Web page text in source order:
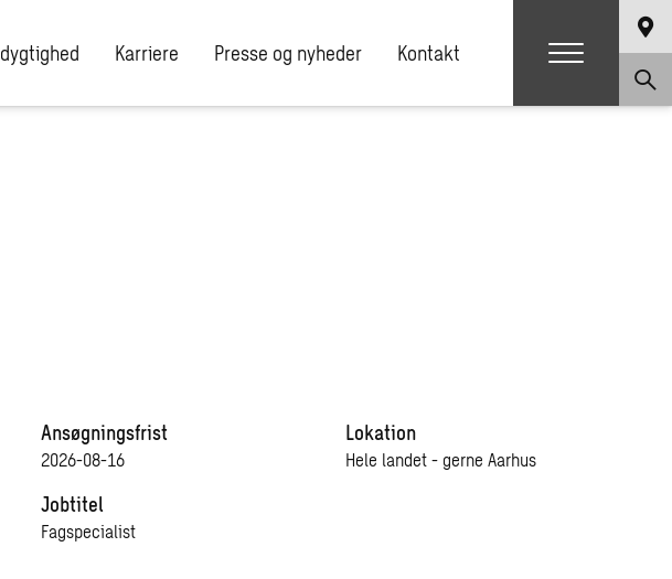
Karriere Presse og nyheder Kontakt
Ansøgningsfrist
2026-08-16
Jobtitel
Fagspecialist
Lokation
Hele landet - gerne Aarhus